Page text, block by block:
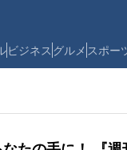
ビジネス グルメ スポー